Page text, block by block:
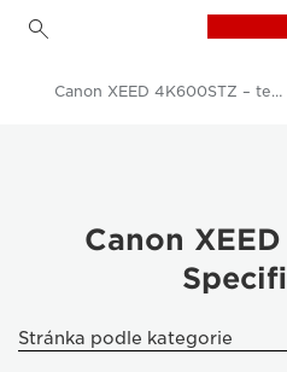
Canon XEED 4K600STZ – technické údaje
Canon
Stránka podle kategorie